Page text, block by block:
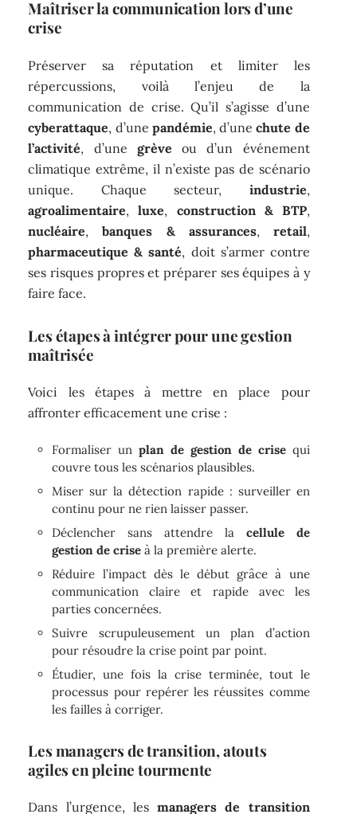
Maîtriser la communication lors d’une
crise
Préserver sa réputation et limiter les
répercussions, voilà l’enjeu de la
communication de crise. Qu’il s’agisse d’une
cyberattaque, d’une pandémie, d’unechute de
l’activité, d’une grève ou d’un événement
climatique extrême, il n’existe pas de scénario
unique. Chaque secteur, industrie,
agroalimentaire,luxe, construction & BTP,
nucléaire,banques & assurances, retail,
pharmaceutique & santé, doit s’armer contre
ses risques propres et préparer ses équipes à y
faire face.
Les étapes à intégrer pour une gestion
maîtrisée
Voici les étapes à mettre en place pour
affronter efficacement une crise :
Formaliser unplan de gestion de crisequi
couvre tous les scénarios plausibles.
Miser sur la détection rapide : surveiller en
continu pour ne rien laisser passer.
Déclencher sans attendre la cellule de
gestion de crise à la première alerte.
Réduire l’impact dès le début grâce à une
communication claire et rapide avec les
parties concernées.
Suivre scrupuleusement un plan d’action
pour résoudre la crise point par point.
Étudier, une fois la crise terminée, tout le
processus pour repérer les réussites comme
les failles à corriger.
Les managers de transition, atouts
agiles en pleine tourmente
Dans l’urgence, lesmanagers de transition